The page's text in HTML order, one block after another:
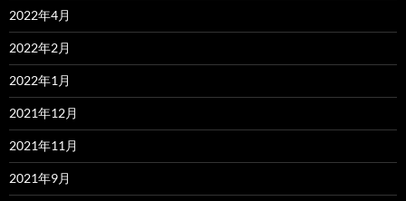
2022年4月
2022年2月
2022年1月
2021年12月
2021年11月
2021年9月